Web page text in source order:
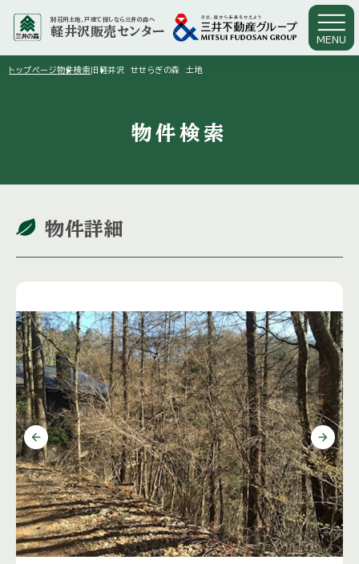
別荘用土地、戸建て探しなら三井の森へ
軽井沢販売センター
MENU
トップページ arrow_right
物件検索 arrow_right
旧軽井沢 せせらぎの森 土地
物件検索
物件詳細